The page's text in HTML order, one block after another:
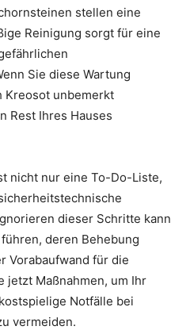
stellen eine
Reinigung sorgt für eine
Sie diese Wartung
Kreosot unbemerkt
Rest Ihres Hauses
nicht nur eine To-Do-Liste,
dieser Schritte kann
deren Behebung
Vorabaufwand für die
jetzt Maßnahmen, um Ihr
Notfälle bei
vermeiden.